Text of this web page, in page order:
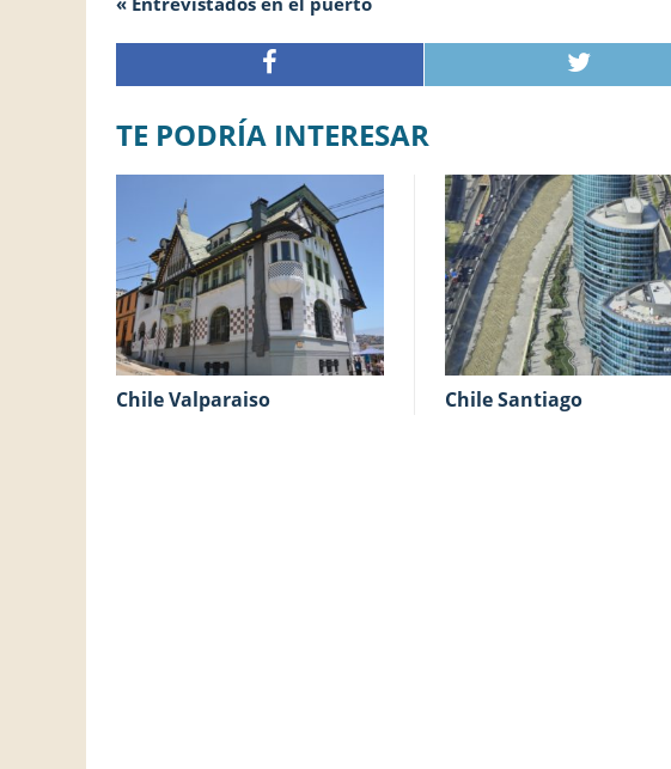
TE PODRÍA INTERESAR
Chile Valparaiso Chile Santiago